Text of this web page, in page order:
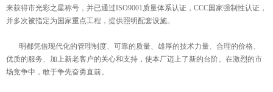
来获得市光彩之星称号，并已通过ISO9001质量体系认证，CCC国家强制性认证，
并多次被指定为国家重点工程，提供照明配套设施。
明都凭借现代化的管理制度、可靠的质量、雄厚的技术力量、合理的价格、
优质的服务、加上新老客户的关心和支持，使本厂迈上了新的台阶。在激烈的市
场竞争中，敢于争先奋勇直前。